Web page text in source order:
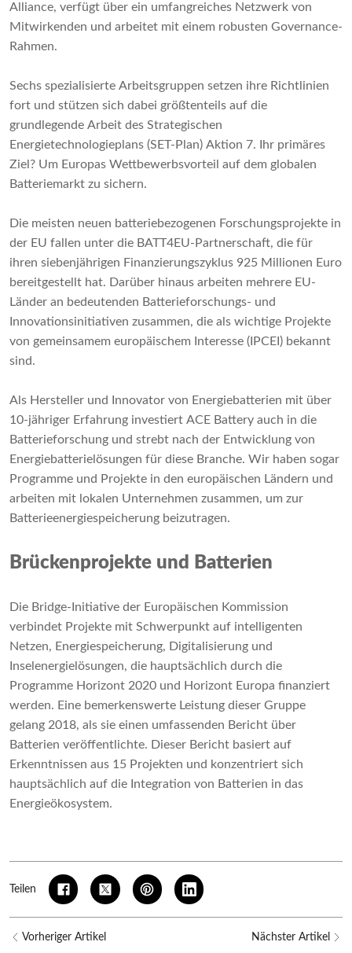
Alliance, verfügt über ein umfangreiches Netzwerk von
Mitwirkenden und arbeitet mit einem robusten Governance-
Rahmen.
Sechs spezialisierte Arbeitsgruppen setzen ihre Richtlinien
fort und stützen sich dabei größtenteils auf die
grundlegende Arbeit des Strategischen
Energietechnologieplans (SET-Plan) Aktion 7. Ihr primäres
Ziel? Um Europas Wettbewerbsvorteil auf dem globalen
Batteriemarkt zu sichern.
Die meisten neuen batteriebezogenen Forschungsprojekte in
der EU fallen unter die BATT4EU-Partnerschaft, die für
ihren siebenjährigen Finanzierungszyklus 925 Millionen Euro
bereitgestellt hat. Darüber hinaus arbeiten mehrere EU-
Länder an bedeutenden Batterieforschungs- und
Innovationsinitiativen zusammen, die als wichtige Projekte
von gemeinsamem europäischem Interesse (IPCEI) bekannt
sind.
Als Hersteller und Innovator von Energiebatterien mit über
10-jähriger Erfahrung investiert ACE Battery auch in die
Batterieforschung und strebt nach der Entwicklung von
Energiebatterielösungen für diese Branche. Wir haben sogar
Programme und Projekte in den europäischen Ländern und
arbeiten mit lokalen Unternehmen zusammen, um zur
Batterieenergiespeicherung beizutragen.
Brückenprojekte und Batterien
Die Bridge-Initiative der Europäischen Kommission
verbindet Projekte mit Schwerpunkt auf intelligenten
Netzen, Energiespeicherung, Digitalisierung und
Inselenergielösungen, die hauptsächlich durch die
Programme Horizont 2020 und Horizont Europa finanziert
werden. Eine bemerkenswerte Leistung dieser Gruppe
gelang 2018, als sie einen umfassenden Bericht über
Batterien veröffentlichte. Dieser Bericht basiert auf
Erkenntnissen aus 15 Projekten und konzentriert sich
hauptsächlich auf die Integration von Batterien in das
Energieökosystem.
Teilen
Vorheriger Artikel Nächster Artikel